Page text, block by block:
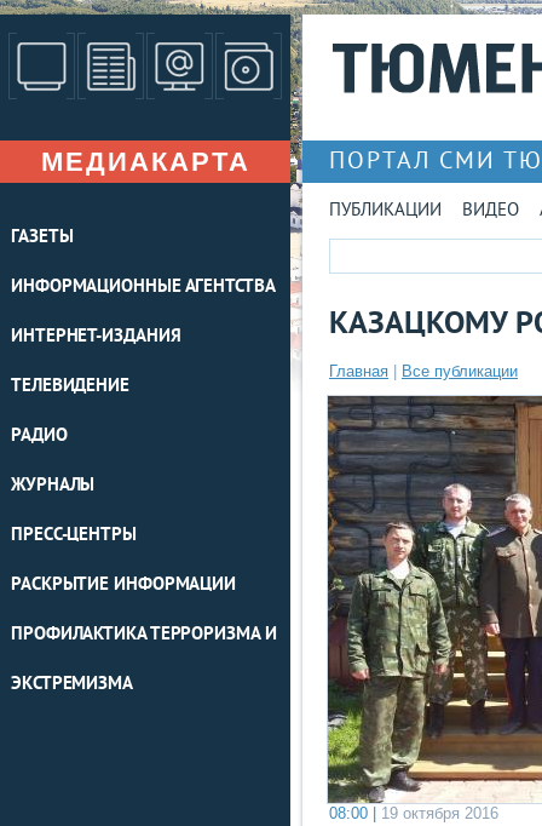
МЕДИАКАРТА
ГАЗЕТЫ
ИНФОРМАЦИОННЫЕ АГЕНТСТВА
ИНТЕРНЕТ-ИЗДАНИЯ
ТЕЛЕВИДЕНИЕ
РАДИО
ЖУРНАЛЫ
ПРЕСС-ЦЕНТРЫ
РАСКРЫТИЕ ИНФОРМАЦИИ
ПРОФИЛАКТИКА ТЕРРОРИЗМА И
ЭКСТРЕМИЗМА
ПОРТАЛ СМИ
ПУБЛИКАЦИИ ВИДЕО
КАЗАЦКОМУ
Главная Все публикации
08:00 |
19 октября 2016